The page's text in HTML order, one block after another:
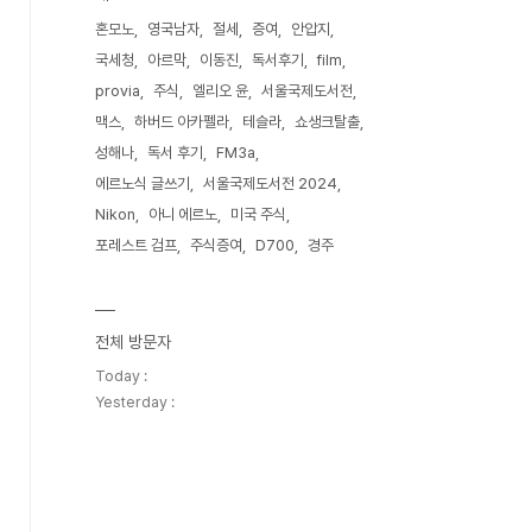
혼모노 영국남자 절세 증여
안압지
국세청
아르막 이동진 독서후기
film
provia
주식 엘리오 윤
서울국제도서전
맥스
하버드 아카펠라 테슬라
쇼생크탈출
성해나
독서 후기
FM3a
에르노식 글쓰기
서울국제도서전 2024
Nikon
아니 에르노
미국 주식
포레스트 검프
주식증여 D700 경주
전체 방문자
Today :
Yesterday :